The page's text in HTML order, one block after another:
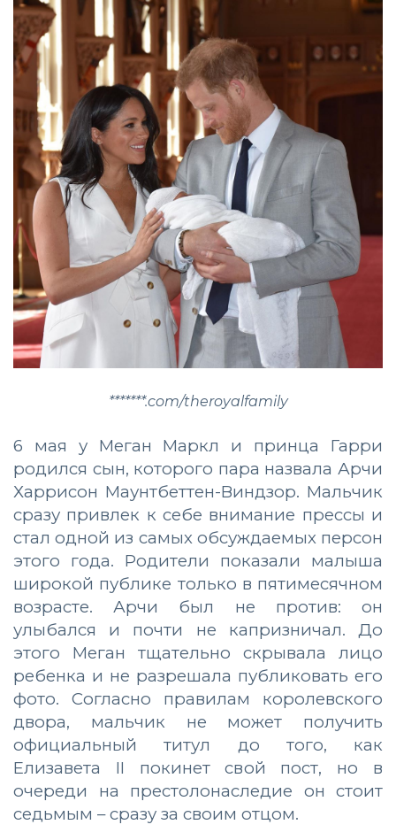
*******.com/theroyalfamily
6 мая у Меган Маркл и принца Гарри
родился сын, которого пара назвала Арчи
Харрисон Маунтбеттен-Виндзор. Мальчик
сразу привлек к себе внимание прессы и
стал одной из самых обсуждаемых персон
этого года. Родители показали малыша
широкой публике только в пятимесячном
возрасте. Арчи был не против: он
улыбался и почти не капризничал. До
этого Меган тщательно скрывала лицо
ребенка и не разрешала публиковать его
фото. Согласно правилам королевского
двора, мальчик не может получить
официальный титул до того, как
Елизавета II покинет свой пост, но в
очереди на престолонаследие он стоит
седьмым – сразу за своим отцом.